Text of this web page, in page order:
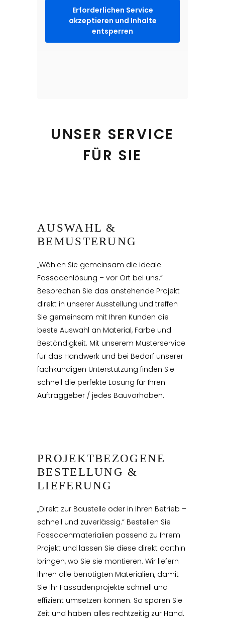
Erforderlichen Service
akzeptieren und Inhalte
entsperren
UNSER SERVICE
FÜR SIE
AUSWAHL &
BEMUSTERUNG
„Wählen Sie gemeinsam die ideale
Fassadenlösung – vor Ort bei uns.“
Besprechen Sie das anstehende Projekt
direkt in unserer Ausstellung und treffen
Sie gemeinsam mit Ihren Kunden die
beste Auswahl an Material, Farbe und
Beständigkeit. Mit unserem Musterservice
für das Handwerk und bei Bedarf unserer
fachkundigen Unterstützung finden Sie
schnell die perfekte Lösung für Ihren
Auftraggeber / jedes Bauvorhaben.
PROJEKTBEZOGENE
BESTELLUNG &
LIEFERUNG
„Direkt zur Baustelle oder in Ihren Betrieb –
schnell und zuverlässig.“ Bestellen Sie
Fassadenmaterialien passend zu Ihrem
Projekt und lassen Sie diese direkt dorthin
bringen, wo Sie sie montieren. Wir liefern
Ihnen alle benötigten Materialien, damit
Sie Ihr Fassadenprojekte schnell und
effizient umsetzen können. So sparen Sie
Zeit und haben alles rechtzeitig zur Hand.